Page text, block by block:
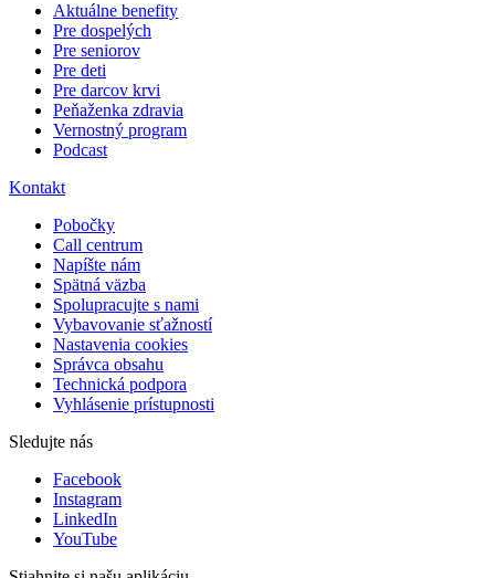
Aktuálne benefity
Pre dospelých
Pre seniorov
Pre deti
Pre darcov krvi
Peňaženka zdravia
Vernostný program
Podcast
Kontakt
Pobočky
Call centrum
Napíšte nám
Spätná väzba
Spolupracujte s nami
Vybavovanie sťažností
Nastavenia cookies
Správca obsahu
Technická podpora
Vyhlásenie prístupnosti
Sledujte nás
Facebook
Instagram
LinkedIn
YouTube